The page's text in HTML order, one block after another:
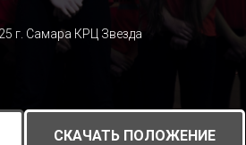
г. Самара КРЦ Звезда
СКАЧАТЬ ПОЛОЖЕНИЕ